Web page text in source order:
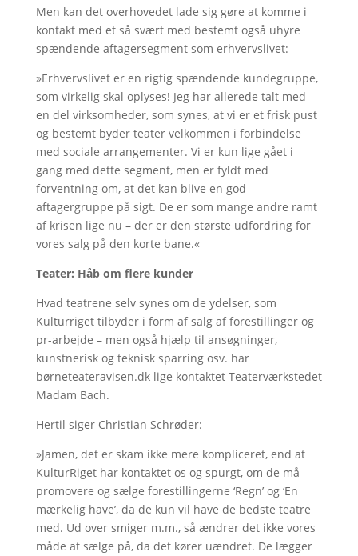
Men kan det overhovedet lade sig gøre at komme i
kontakt med et så svært med bestemt også uhyre
spændende aftagersegment som erhvervslivet:
»Erhvervslivet er en rigtig spændende kundegruppe,
som virkelig skal oplyses! Jeg har allerede talt med
en del virksomheder, som synes, at vi er et frisk pust
og bestemt byder teater velkommen i forbindelse
med sociale arrangementer. Vi er kun lige gået i
gang med dette segment, men er fyldt med
forventning om, at det kan blive en god
aftagergruppe på sigt. De er som mange andre ramt
af krisen lige nu – der er den største udfordring for
vores salg på den korte bane.«
Teater: Håb om flere kunder
Hvad teatrene selv synes om de ydelser, som
Kulturriget tilbyder i form af salg af forestillinger og
pr-arbejde – men også hjælp til ansøgninger,
kunstnerisk og teknisk sparring osv. har
børneteateravisen.dk lige kontaktet Teaterværkstedet
Madam Bach.
Hertil siger Christian Schrøder:
»Jamen, det er skam ikke mere kompliceret, end at
KulturRiget har kontaktet os og spurgt, om de må
promovere og sælge forestillingerne ‘Regn’ og ‘En
mærkelig have’, da de kun vil have de bedste teatre
med. Ud over smiger m.m., så ændrer det ikke vores
måde at sælge på, da det kører uændret. De lægger